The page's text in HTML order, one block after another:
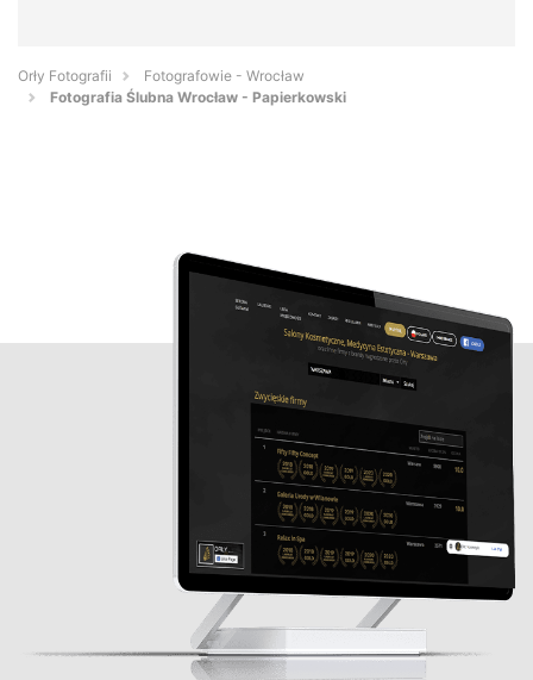
Orły Fotografii
Fotografowie - Wrocław
Fotografia Ślubna Wrocław - Papierkowski